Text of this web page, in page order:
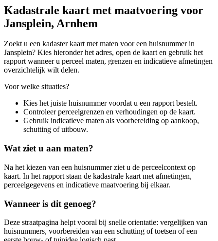
Kadastrale kaart met maatvoering voor
Jansplein, Arnhem
Zoekt u een kadaster kaart met maten voor een huisnummer in
Jansplein? Kies hieronder het adres, open de kaart en gebruik het
rapport wanneer u perceel maten, grenzen en indicatieve afmetingen
overzichtelijk wilt delen.
Voor welke situaties?
Kies het juiste huisnummer voordat u een rapport bestelt.
Controleer perceelgrenzen en verhoudingen op de kaart.
Gebruik indicatieve maten als voorbereiding op aankoop,
schutting of uitbouw.
Wat ziet u aan maten?
Na het kiezen van een huisnummer ziet u de perceelcontext op
kaart. In het rapport staan de kadastrale kaart met afmetingen,
perceelgegevens en indicatieve maatvoering bij elkaar.
Wanneer is dit genoeg?
Deze straatpagina helpt vooral bij snelle orientatie: vergelijken van
huisnummers, voorbereiden van een schutting of toetsen of een